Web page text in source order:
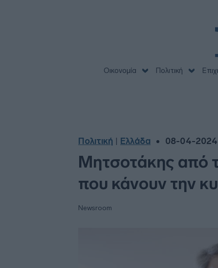
Οικονομία Πολιτική
Πολιτική Ελλάδα 08-04-
Μητσοτάκης από
που κάνουν την
Newsroom